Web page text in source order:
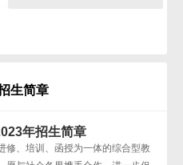
生简章
年招生简章
修、培训、函授为一体的综合型教